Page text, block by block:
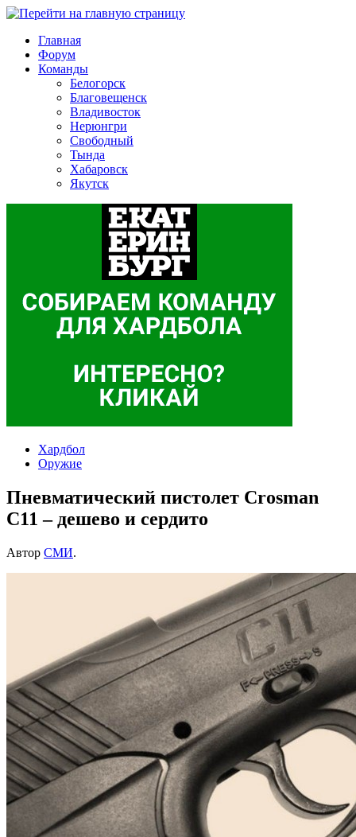
Главная
Форум
Команды
Белогорск
Благовещенск
Владивосток
Нерюнгри
Свободный
Тында
Хабаровск
Якутск
Хардбол
Оружие
Пневматический пистолет Crosman
C11 – дешево и сердито
Автор СМИ.